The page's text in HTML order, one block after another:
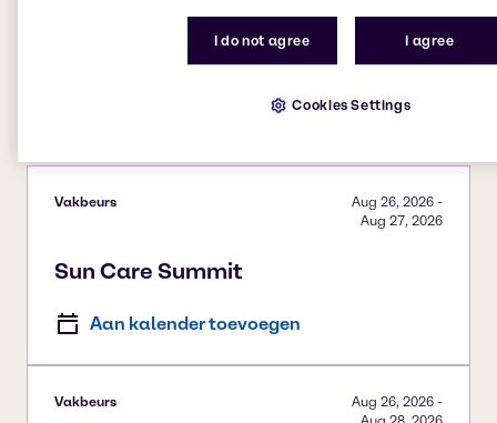
Aankomende
evenementen
Vakbeurs
Sun Care Summit
Aug 26, 2026 -
Aug 27, 2026
Aan kalender toevoegen
Vakbeurs Aug 26, 2026 -
I do not agree I agree
Cookies Settings